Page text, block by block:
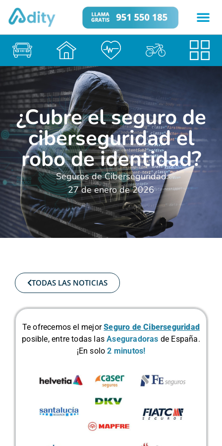
¿Cubre el seguro de
ciberseguridad el
robo de identidad?
Seguros de Ciberseguridad
27 de enero de 2026
TODAS LAS NOTICIAS
Te ofrecemos el mejorSeguro de Ciberseguridad
posible, entre todas lasAseguradoras de España.
¡En solo2 minutos!